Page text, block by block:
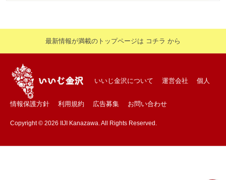
最新情報が満載のトップページは コチラ から
いいじ金沢について 運営会社 個人
情報保護方針 利用規約 広告募集 お問い合わせ
Copyright © 2026 IIJI Kanazawa. All Rights Reserved.